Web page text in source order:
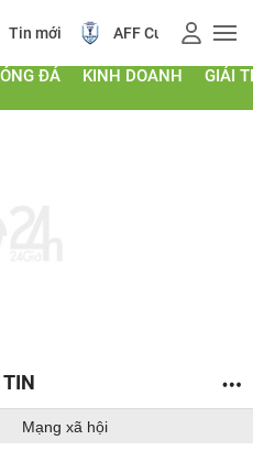
AFF Cup Giá vàng
ĐÁ KINH DOANH GIẢI
TIN
Mạng xã hội